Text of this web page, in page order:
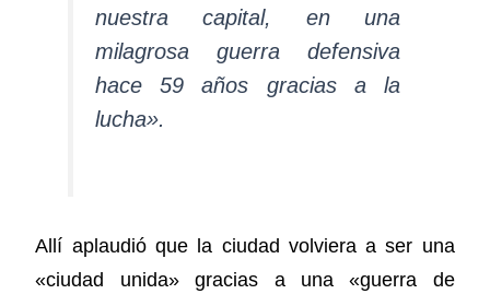
nuestra capital, en una
milagrosa guerra defensiva
hace 59 años gracias a la
lucha».
Allí aplaudió que la ciudad volviera a ser una
«ciudad unida» gracias a una «guerra de